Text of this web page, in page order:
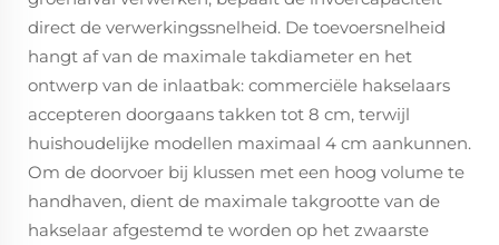
direct de verwerkingssnelheid. De toevoersnelheid
hangt af van de maximale takdiameter en het
ontwerp van de inlaatbak: commerciële hakselaars
accepteren doorgaans takken tot 8 cm, terwijl
huishoudelijke modellen maximaal 4 cm aankunnen.
Om de doorvoer bij klussen met een hoog volume te
handhaven, dient de maximale takgrootte van de
hakselaar afgestemd te worden op het zwaarste